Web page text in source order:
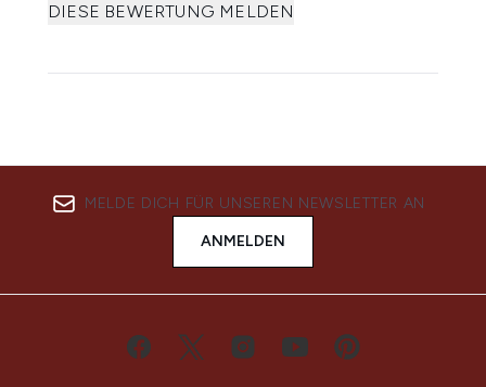
DIESE BEWERTUNG MELDEN
MELDE DICH FÜR UNSEREN NEWSLETTER AN
ANMELDEN